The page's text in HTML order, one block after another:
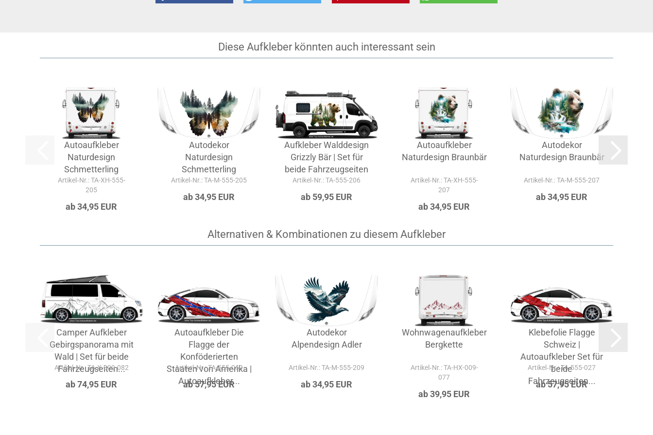
Diese Aufkleber könnten auch interessant sein
Autoaufkleber
Naturdesign
Schmetterling
Artikel‑Nr.: TA-XH-555-
205
ab 34,95 EUR
Autodekor
Naturdesign
Schmetterling
Artikel‑Nr.: TA-M-555-205
ab 34,95 EUR
Aufkleber Walddesign
Grizzly Bär | Set für
beide Fahrzeugseiten
Artikel‑Nr.: TA-555-206
ab 59,95 EUR
Autoaufkleber
Naturdesign Braunbär
Artikel‑Nr.: TA-XH-555-
207
ab 34,95 EUR
Autodekor
Naturdesign Braunbär
Artikel‑Nr.: TA-M-555-207
ab 34,95 EUR
Alternativen & Kombinationen zu diesem Aufkleber
Camper Aufkleber
Gebirgspanorama mit
Wald | Set für beide
Fahrzeugseiten...
Artikel‑Nr.: TA-X-009-082
ab 74,95 EUR
Autoaufkleber Die
Flagge der
Konföderierten
Staaten von Amerika |
Autoaufkleber...
Artikel‑Nr.: TA-555-069
ab 57,95 EUR
Autodekor
Alpendesign Adler
Artikel‑Nr.: TA-M-555-209
ab 34,95 EUR
Wohnwagenaufkleber
Bergkette
Artikel‑Nr.: TA-HX-009-
077
ab 39,95 EUR
Klebefolie Flagge
Schweiz |
Autoaufkleber Set für
beide
Fahrzeugseiten...
Artikel‑Nr.: TA-555-027
ab 57,95 EUR